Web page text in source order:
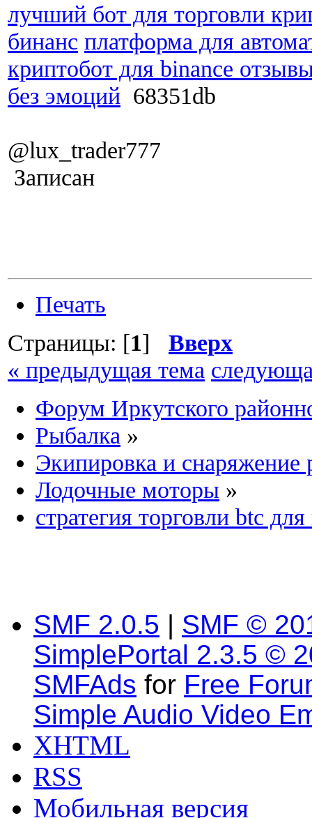
лучший бот для торговли
бинанс платформа для
криптобот для binance
без эмоций 68351db
@lux_trader777
Записан
Печать
Страницы: [1] Вверх
« предыдущая тема
Форум Иркутского
Рыбалка »
Экипировка и снаряжение
Лодочные моторы »
стратегия торговли btc
SMF 2.0.5 | SMF ©
SimplePortal 2.3.5 ©
SMFAds for Free
Simple Audio Video
XHTML
RSS
Мобильная версия